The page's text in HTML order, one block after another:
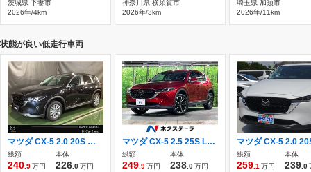
茨城県 下妻市
2026年/4km
神奈川県 横須賀市
2026年/3km
埼玉県 加須市
2026年/11km
状態が良い低走行車両
マツダ CX-5 2.0 20S スマート エディション マツダコネクトナビ カープレー バック
総額
240.9万円
本体
226.0万円
マツダ CX-5 2.5 25S Lパッケージ 10.25マツダコネクト 全周囲カ
総額
249.9万円
本体
238.0万円
総額
259.1万円
本体
239.0